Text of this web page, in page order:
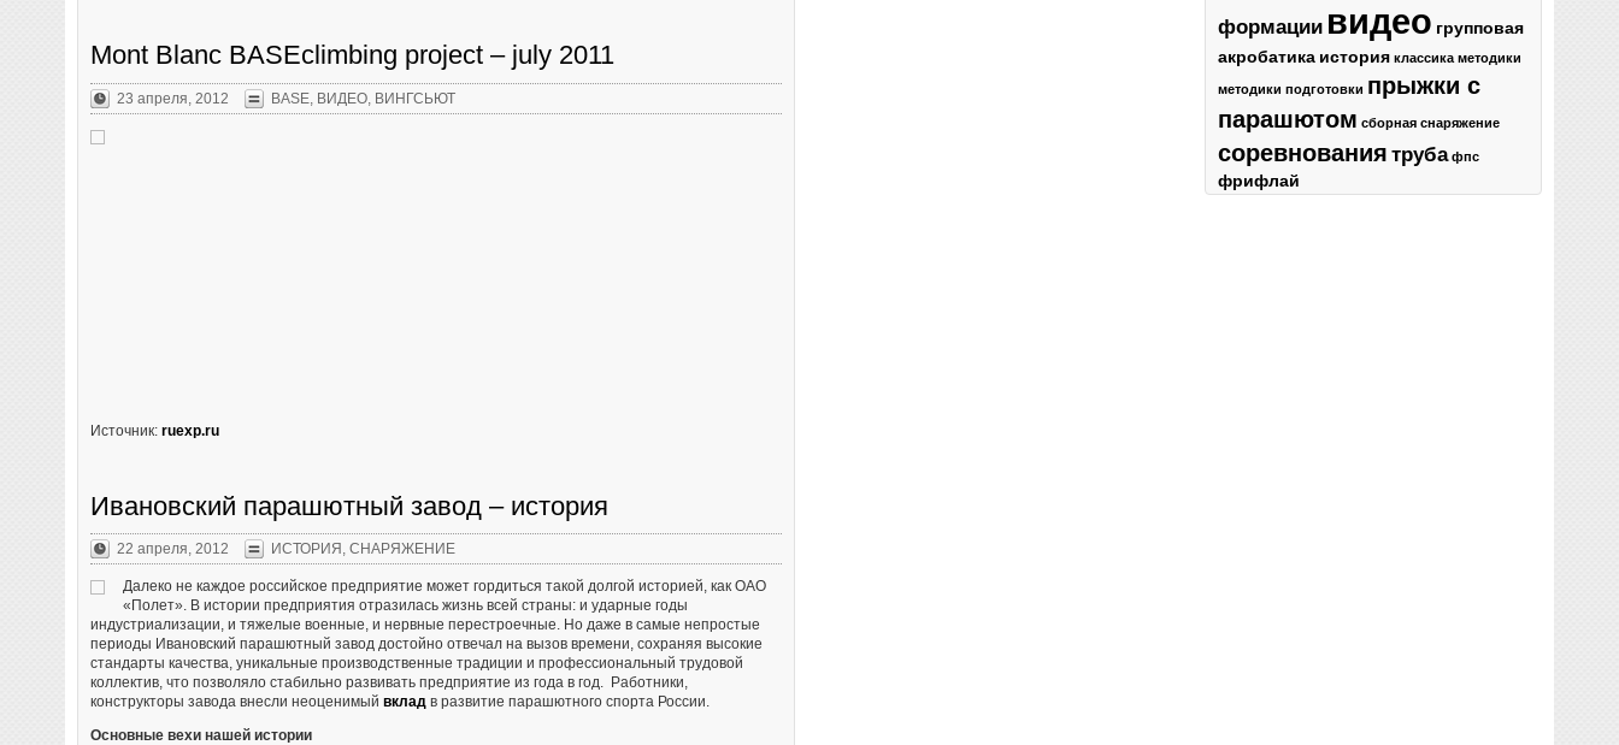
Mont Blanc BASEclimbing project – july 2011
23 апреля, 2012 BASE, ВИДЕО, ВИНГСЬЮТ
Источник: ruexp.ru
Ивановский парашютный завод – история
22 апреля, 2012 ИСТОРИЯ , СНАРЯЖЕНИЕ
Далеко не каждое российское предприятие может гордиться такой долгой историей, как ОАО
«Полет». В истории предприятия отразилась жизнь всей страны: и ударные годы
индустриализации, и тяжелые военные, и нервные перестроечные. Но даже в самые непростые
периоды Ивановский парашютный завод достойно отвечал на вызов времени, сохраняя высокие
стандарты качества, уникальные производственные традиции и профессиональный трудовой
коллектив, что позволяло стабильно развивать предприятие из года в год. Работники,
конструкторы завода внесли неоценимый вкладв развитие парашютного спорта России.
Основные вехи нашей истории
формации видео групповая
акробатика история классика методики
методики подготовки прыжки с
парашютом сборная снаряжение
соревнования труба фпс
фрифлай